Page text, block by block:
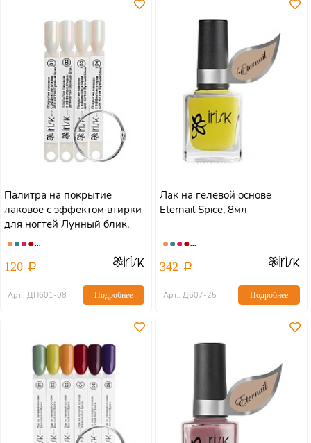
Палитра на покрытие
лаковое с эффектом втирки
для ногтей Лунный блик,
8мл
120
Арт.: ДП601-08 Подробнее
Лак на гелевой основе
Eternail Spice, 8мл
342
Арт.: Д607-25 Подробнее